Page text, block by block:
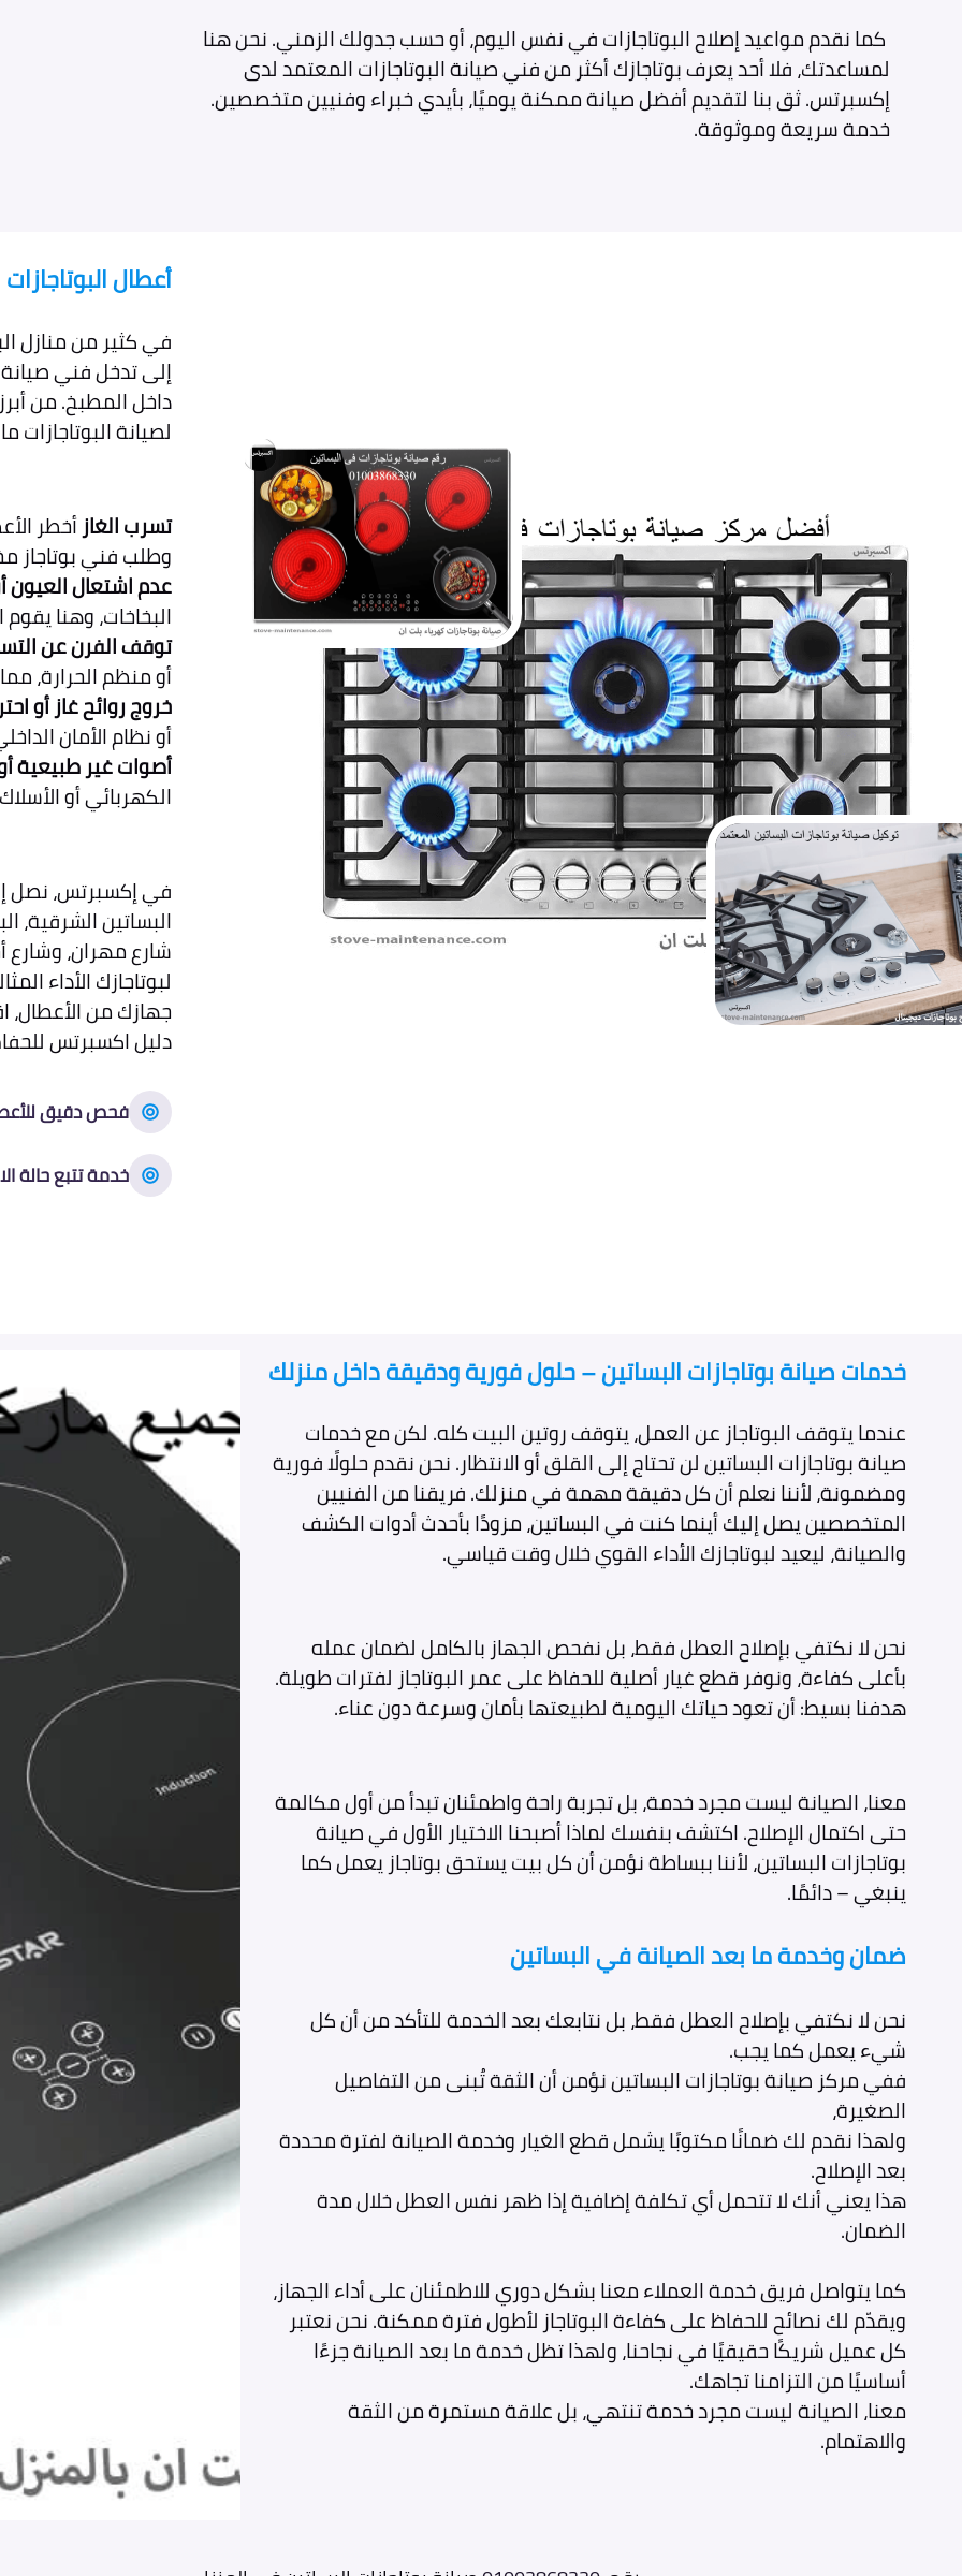
كما نقدم مواعيد إصلاح البوتاجازات في نفس اليوم، أو حسب جدولك الزمني. نحن هنا
لمساعدتك، فلا أحد يعرف بوتاجازك أكثر من فني صيانة البوتاجازات المعتمد لدى
إكسبرتس. ثق بنا لتقديم أفضل صيانة ممكنة يوميًا، بأيدي خبراء وفنيين متخصصين.
خدمة سريعة وموثوقة.
أعطال
في كثير من منازل
إلى تدخل فني
داخل المطبخ. من
لصيانة البوتاجازات
تسرب الغازأخطر
وطلب فني بوتاجاز
عدم اشتعال
البخاخات، وهنا
توقف الفرن عن
أو منظم الحرارة،
خروج روائح غاز أو
أو نظام الأمان
أصوات غير طبيعية
الكهربائي أو
في إكسبرتس، نصل
البساتين الشرقية،
شارع مهران،
لبوتاجازك الأداء
جهازك من الأعطال،
دليل اكسبرتس
فحص دقيق
خدمة تتبع حالة
خدمات صيانة بوتاجازات البساتين – حلول فورية ودقيقة داخل منزلك
عندما يتوقف البوتاجاز عن العمل، يتوقف روتين البيت كله. لكن مع خدمات
صيانة بوتاجازات البساتين لن تحتاج إلى القلق أو الانتظار. نحن نقدم حلولًا فورية
ومضمونة، لأننا نعلم أن كل دقيقة مهمة في منزلك. فريقنا من الفنيين
المتخصصين يصل إليك أينما كنت في البساتين، مزودًا بأحدث أدوات الكشف
والصيانة، ليعيد لبوتاجازك الأداء القوي خلال وقت قياسي.
نحن لا نكتفي بإصلاح العطل فقط، بل نفحص الجهاز بالكامل لضمان عمله
بأعلى كفاءة، ونوفر قطع غيار أصلية للحفاظ على عمر البوتاجاز لفترات طويلة.
هدفنا بسيط: أن تعود حياتك اليومية لطبيعتها بأمان وسرعة دون عناء.
معنا، الصيانة ليست مجرد خدمة، بل تجربة راحة واطمئنان تبدأ من أول مكالمة
حتى اكتمال الإصلاح. اكتشف بنفسك لماذا أصبحنا الاختيار الأول في صيانة
بوتاجازات البساتين، لأننا ببساطة نؤمن أن كل بيت يستحق بوتاجاز يعمل كما
ينبغي – دائمًا.
ضمان وخدمة ما بعد الصيانة في البساتين
نحن لا نكتفي بإصلاح العطل فقط، بل نتابعك بعد الخدمة للتأكد من أن كل
شيء يعمل كما يجب.
ففي مركز صيانة بوتاجازات البساتين نؤمن أن الثقة تُبنى من التفاصيل
الصغيرة،
ولهذا نقدم لك ضمانًا مكتوبًا يشمل قطع الغيار وخدمة الصيانة لفترة محددة
بعد الإصلاح.
هذا يعني أنك لا تتحمل أي تكلفة إضافية إذا ظهر نفس العطل خلال مدة
الضمان.
كما يتواصل فريق خدمة العملاء معنا بشكل دوري للاطمئنان على أداء الجهاز،
ويقدّم لك نصائح للحفاظ على كفاءة البوتاجاز لأطول فترة ممكنة. نحن نعتبر
كل عميل شريكًا حقيقيًا في نجاحنا، ولهذا تظل خدمة ما بعد الصيانة جزءًا
أساسيًا من التزامنا تجاهك.
معنا، الصيانة ليست مجرد خدمة تنتهي، بل علاقة مستمرة من الثقة
والاهتمام.